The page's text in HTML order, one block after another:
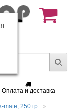
Оплата и доставка
mate, 250 гр.